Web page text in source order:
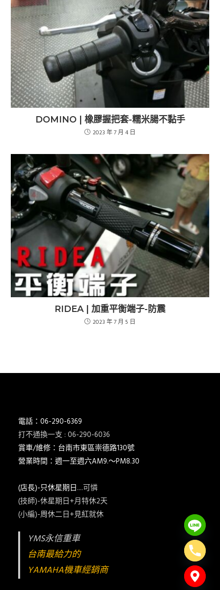
DOMINO | 橡膠握把套-糯米腸不黏手
2023 年 7 月 4 日
RIDEA | 加重平衡端子-防震
2023 年 7 月 5 日
電話：06-290-6369
打不通換一支 : 06-290-6036
賞車/維修：台南市東區崇德路130號
營業時間：週一至週六AM9.～PM8.30
(店長)-只休星期日....可憐
(技師)-休星期日+月特休2天
(小編)-周休二日+見紅就休
YMS永信重車
台南最給力的
YAMAHA機車經銷商